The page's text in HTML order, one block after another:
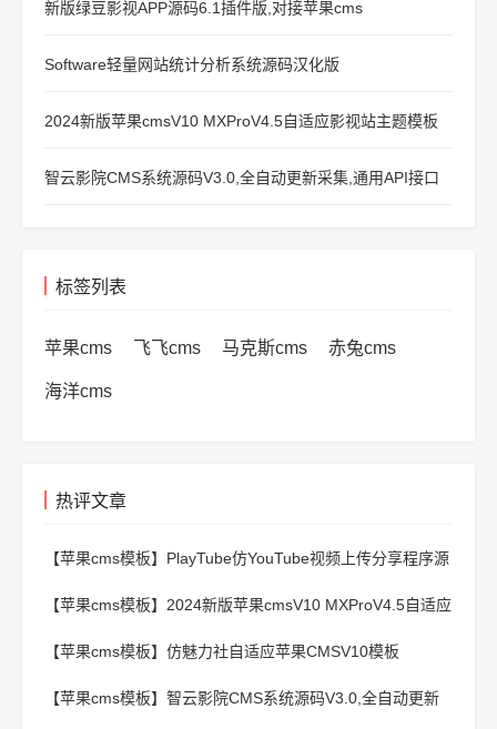
新版绿豆影视APP源码6.1插件版,对接苹果cms
Software轻量网站统计分析系统源码汉化版
2024新版苹果cmsV10 MXProV4.5自适应影视站主题模板
智云影院CMS系统源码V3.0,全自动更新采集,通用API接口
标签列表
苹果cms 飞飞cms 马克斯cms 赤兔cms
海洋cms
热评文章
【苹果cms模板】 PlayTube仿YouTube视频上传分享程序源
【苹果cms模板】 2024新版苹果cmsV10 MXProV4.5自适应
【苹果cms模板】 仿魅力社自适应苹果CMSV10模板
【苹果cms模板】 智云影院CMS系统源码V3.0,全自动更新